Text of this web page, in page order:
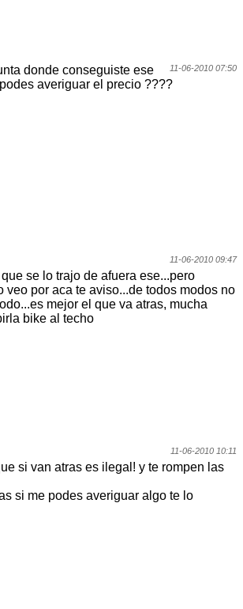
11-06-2010 07:50
donde conseguiste ese
averiguar el precio ????
11-06-2010 09:47
se lo trajo de afuera ese...pero
veo por aca te aviso...de todos modos no
mejor el que va atras, mucha
bike al techo
11-06-2010 10:11
si van atras es ilegal! y te rompen las
si me podes averiguar algo te lo